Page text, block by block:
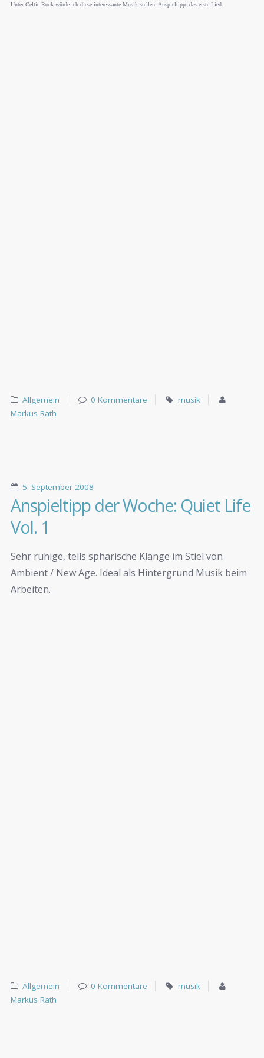
Unter Celtic Rock würde ich diese interessante Musik stellen. Anspieltipp: das erste Lied.
Allgemein 0 Kommentare
musik
Markus Rath
5. September 2008
Anspieltipp der Woche: Quiet Life
Vol. 1
Sehr ruhige, teils sphärische Klänge im Stiel von
Ambient / New Age. Ideal als Hintergrund Musik beim
Arbeiten.
Allgemein 0 Kommentare
musik
Markus Rath